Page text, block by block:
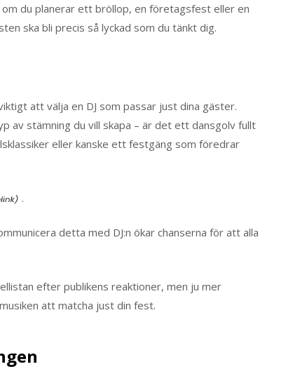
du planerar ett bröllop, en företagsfest eller en
ska bli precis så lyckad som du tänkt dig.
att välja en DJ som passar just dina gäster.
av stämning du vill skapa – är det ett dansgolv fullt
eller kanske ett festgäng som föredrar
.
detta med DJ:n ökar chanserna för att alla
efter publikens reaktioner, men ju mer
att matcha just din fest.